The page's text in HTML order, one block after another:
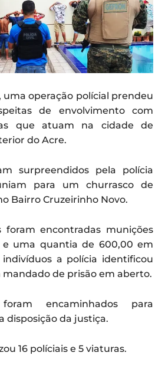
uma operação polícial prendeu
de envolvimento com
que atuam na cidade de
do Acre.
surpreendidos pela polícia
para um churrasco de
Bairro Cruzeirinho Novo.
foram encontradas munições
uma quantia de 600,00 em
a polícia identificou
de prisão em aberto.
encaminhados para
disposição da justiça.
16 políciais e 5 viaturas.